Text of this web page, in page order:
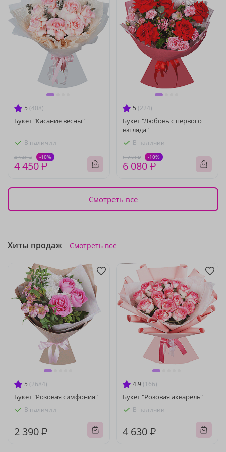
5 (408)
Букет "Касание весны"
В наличии
4 940 ₽ -10%
4 450 ₽
5 (224)
Букет "Любовь с первого
взгляда"
В наличии
6 760 ₽ -10%
6 080 ₽
Смотреть все
Хиты продаж Смотреть все
5 (2684)
Букет "Розовая симфония"
В наличии
2 390 ₽
4.9 (166)
Букет "Розовая акварель"
В наличии
4 630 ₽